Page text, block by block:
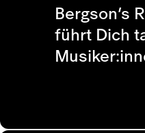
Bergson’s
führt Dich